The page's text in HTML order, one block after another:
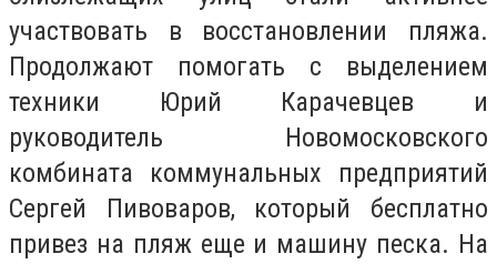
участвовать в восстановлении пляжа.
Продолжают помогать с выделением
техники Юрий Карачевцев и
руководитель Новомосковского
комбината коммунальных предприятий
Сергей Пивоваров, который бесплатно
привез на пляж еще и машину песка. На